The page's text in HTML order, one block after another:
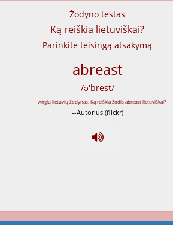
Žodyno testas
Ką reiškia lietuviškai?
Parinkite teisingą atsakymą
abreast
/ə'brest/
--Autorius (flickr)